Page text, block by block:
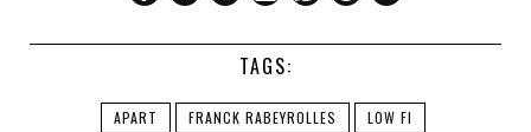
TAGS:
APART FRANCK RABEYROLLES LOW FI